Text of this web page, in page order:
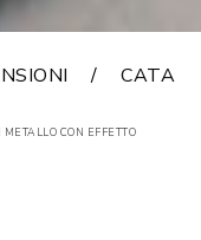
CON EFFETTO